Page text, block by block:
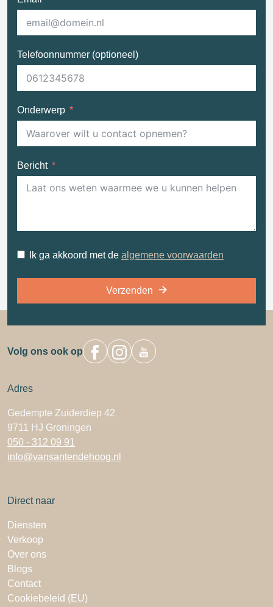
Telefoonnummer (optioneel)
Onderwerp
Bericht
Ik ga akkoord met de algemene voorwaarden
Verzenden
Volg ons ook op
Adres
Gedempte Zuiderdiep 42
9711 HJ Groningen
050 - 312 09 91
info@vansantendehoog.nl
Direct naar
Diensten
Verkoop
Over ons
Blogs
Contact
Cookiebeleid (EU)